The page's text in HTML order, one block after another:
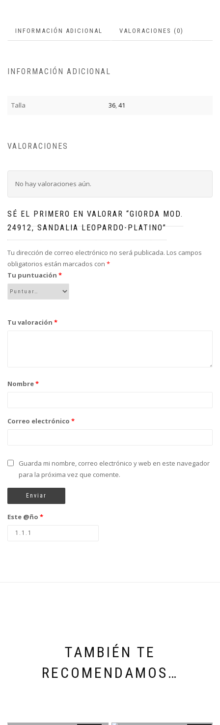
INFORMACIÓN ADICIONAL VALORACIONES (0)
INFORMACIÓN ADICIONAL
Talla 36,41
VALORACIONES
No hay valoraciones aún.
SÉ EL PRIMERO EN VALORAR “GIORDA MOD.
24912, SANDALIA LEOPARDO-PLATINO”
Tu dirección de correo electrónico no será publicada. Los campos
obligatorios están marcados con *
Tu puntuación *
Tu valoración *
Nombre*
Correo electrónico *
Guarda mi nombre, correo electrónico y web en este navegador
para la próxima vez que comente.
Este @ño *
TAMBIÉN TE
RECOMENDAMOS…